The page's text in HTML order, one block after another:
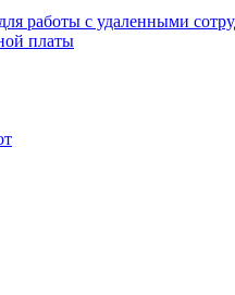
работы с удаленными
платы